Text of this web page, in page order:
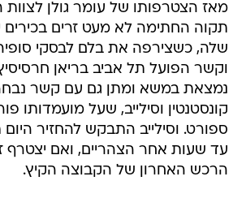
מאז הצטרפותו של עומר גולן
תקוה החתימה לא מעט זרים בכירים
שלה, כשצירפה את בלם לבסקי
וקשר הפועל תל אביב בריאן
נמצאת במשא ומתן גם עם קשר
קונסטנטין וסילייב, שעל מועמדותו
ספורט. וסילייב התבקש להחזיר
עד שעות אחר הצהריים, ואם יצטרף
הרכש האחרון של הקבוצה הקיץ.